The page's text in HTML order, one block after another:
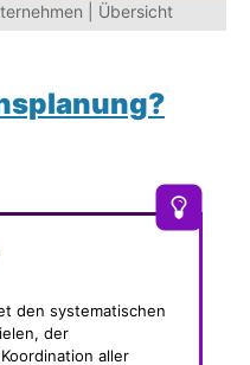
| Übersicht
?
den systematischen
der
aller